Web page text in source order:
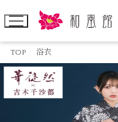
TOP 浴衣